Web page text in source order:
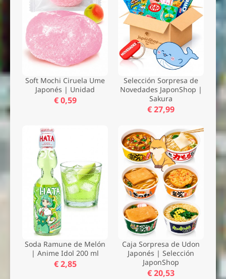
Soft Mochi Ciruela Ume
Japonés | Unidad
€ 0,59
Selección Sorpresa de
Novedades JaponShop |
Sakura
€ 27,99
Soda Ramune de Melón
| Anime Idol 200 ml
€ 2,85
Caja Sorpresa de Udon
Japonés | Selección
JaponShop
€ 20,53